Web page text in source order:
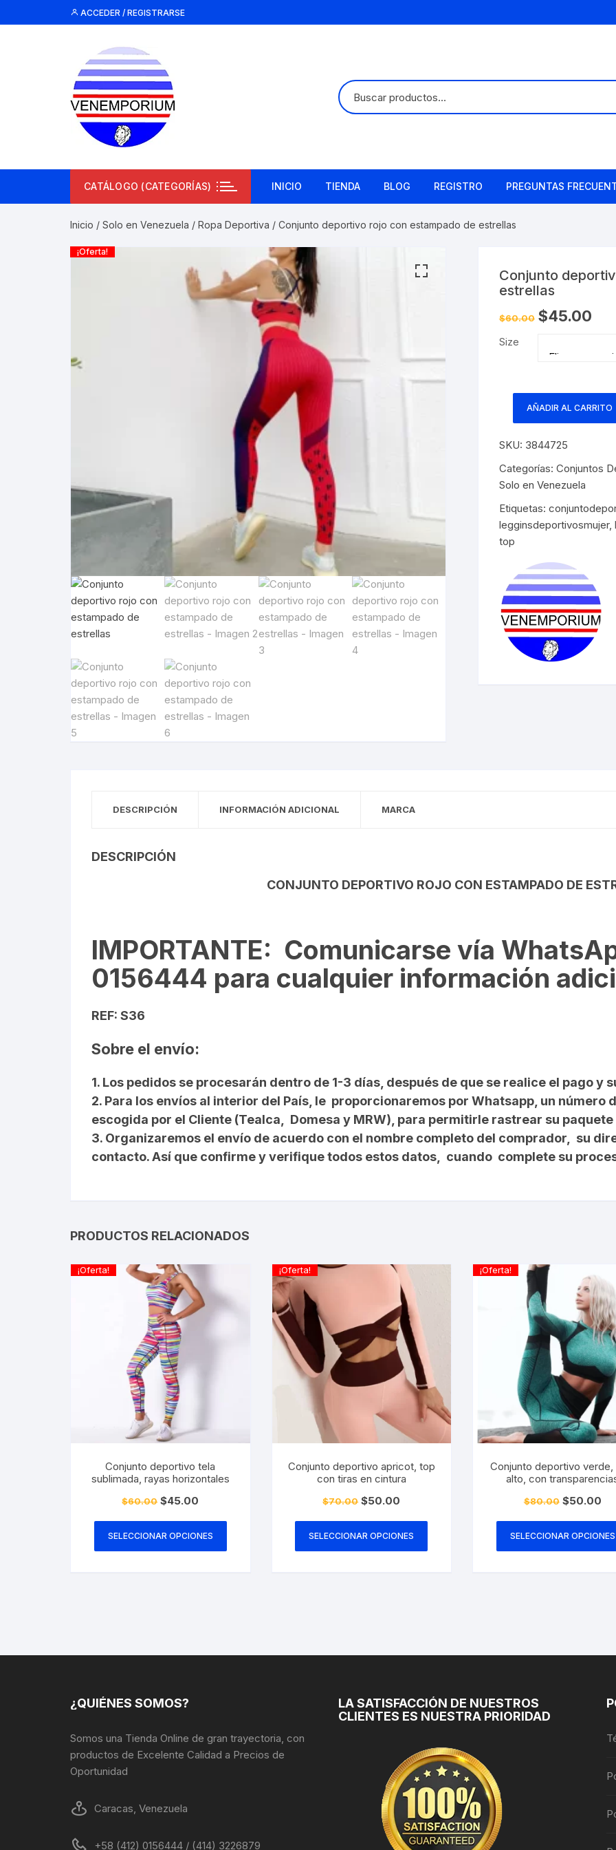
al
ACCEDER / REGISTRARSE
CATÁLOGO (CATEGORÍAS) INICIO TIENDA BLOG REGISTRO PREGUNTAS
Inicio / Solo en Venezuela / Ropa Deportiva / Conjunto deportivo rojo con estampado de estrellas
¡Oferta!
Conjunto
estrellas
$60.00 El
precio
$60.00.
$45.00El
precio
Size
Conjunto
rojo
con
estampado
estrellas
cantidad
AÑADIR AL CARRITO
SKU: 3844725
Categorías: Conjuntos
Solo en Venezuela
Etiquetas:
legginsdeportivosmujer,
top
DESCRIPCIÓN INFORMACIÓN ADICIONAL MARCA
DESCRIPCIÓN
CONJUNTO DEPORTIVO ROJO CON ESTAMPADO DE
IMPORTANTE: Comunicarse vía
0156444 para cualquier información
REF: S36
Sobre el envío:
1. Los pedidos se procesarán dentro de 1-3 días, después de que se realice el pago y
2. Para los envíos al interior del País, le proporcionaremos por Whatsapp, un número
escogida por el Cliente (Tealca, Domesa y MRW), para permitirle rastrear su
3. Organizaremos el envío de acuerdo con el nombre completo del comprador, su
contacto. Así que confirme y verifique todos estos datos, cuando complete su
PRODUCTOS RELACIONADOS
¡Oferta!
Conjunto deportivo tela
sublimada, rayas horizontales
$60.00 El
original
era:
$60.00.
$45.00
actual
es:
$45.00.
SELECCIONAR OPCIONES
Este
tiene
pueden
de
producto
¡Oferta!
Conjunto deportivo apricot, top
con tiras en cintura
$70.00 El
original
era:
$70.00.
$50.00
actual
es:
$50.00.
SELECCIONAR OPCIONES
Este
tiene
pueden
la
página
producto
¡Oferta!
Conjunto deportivo verde,
alto, con
$80.00 El
original
era:
$80.00.
$50.00El
es:
SELECCIONAR OPCIONES
¿QUIÉNES SOMOS?
Somos una Tienda Online de gran trayectoria, con
productos de Excelente Calidad a Precios de
Oportunidad
Caracas, Venezuela
+58 (412) 0156444 / (414) 3226879
LA SATISFACCIÓN DE NUESTROS
CLIENTES ES NUESTRA PRIORIDAD